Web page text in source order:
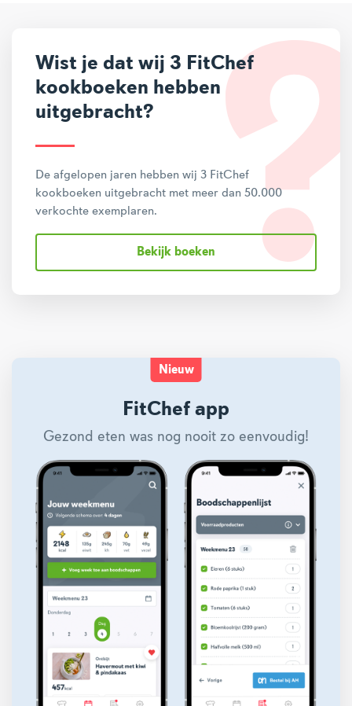
Nieuw
FitChef app
Gezond eten was nog nooit zo eenvoudig!
Wist je dat wij 3 FitChef
kookboeken hebben
uitgebracht?
De afgelopen jaren hebben wij 3 FitChef
kookboeken uitgebracht met meer dan 50.000
verkochte exemplaren.
Bekijk boeken